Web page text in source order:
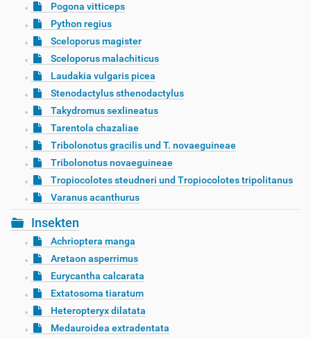
Pogona vitticeps
Python regius
Sceloporus magister
Sceloporus malachiticus
Laudakia vulgaris picea
Stenodactylus sthenodactylus
Takydromus sexlineatus
Tarentola chazaliae
Tribolonotus gracilis und T. novaeguineae
Tribolonotus novaeguineae
Tropiocolotes steudneri und Tropiocolotes tripolitanus
Varanus acanthurus
Insekten
Achrioptera manga
Aretaon asperrimus
Eurycantha calcarata
Extatosoma tiaratum
Heteropteryx dilatata
Medauroidea extradentata